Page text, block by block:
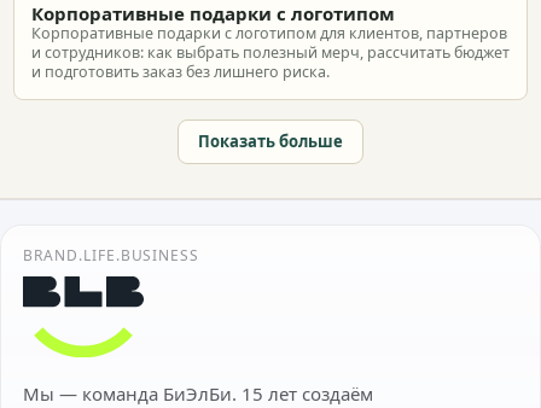
Корпоративные подарки с логотипом
Корпоративные подарки с логотипом для клиентов, партнеров
и сотрудников: как выбрать полезный мерч, рассчитать бюджет
и подготовить заказ без лишнего риска.
Показать больше
BRAND.LIFE.BUSINESS
Мы — команда БиЭлБи. 15 лет создаём